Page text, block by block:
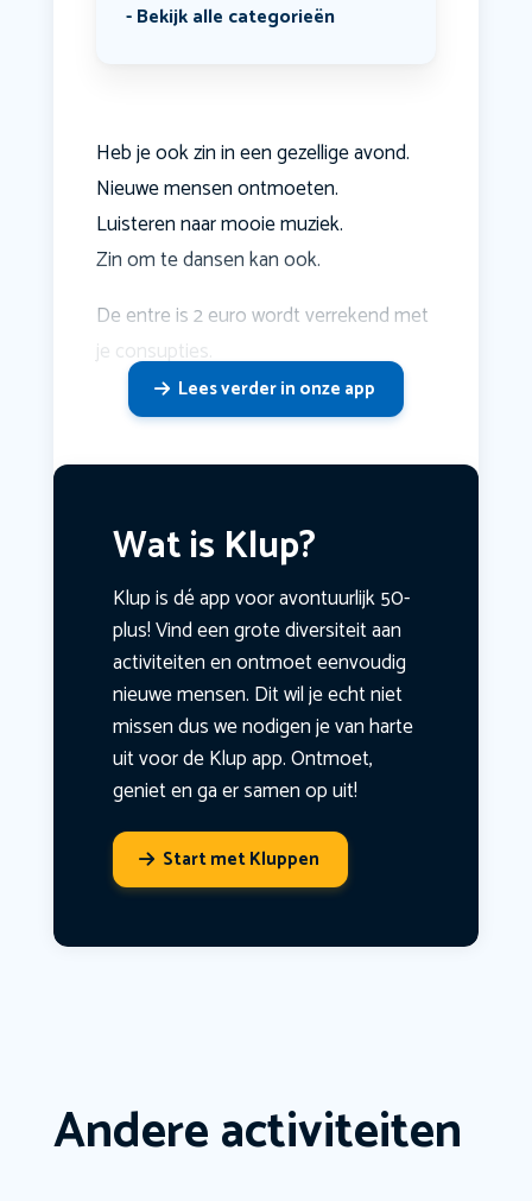
Bekijk alle categorieën
Heb je ook zin in een gezellige avond.
Nieuwe mensen ontmoeten.
Luisteren naar mooie muziek.
Zin om te dansen kan ook.
De entre is 2 euro wordt verrekend met
je consupties.
Lees verder in onze app
Wat is Klup?
Klup is dé app voor avontuurlijk 50-
plus! Vind een grote diversiteit aan
activiteiten en ontmoet eenvoudig
nieuwe mensen. Dit wil je echt niet
missen dus we nodigen je van harte
uit voor de Klup app. Ontmoet,
geniet en ga er samen op uit!
Start met Kluppen
Andere activiteiten